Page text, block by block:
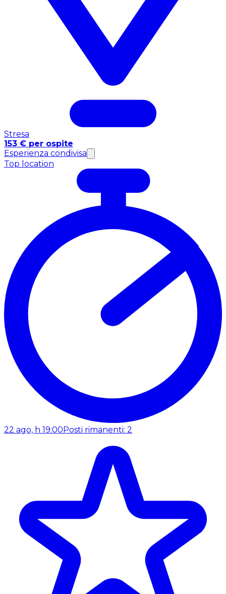
Stresa
153 € per ospite
Esperienza condivisa
Top location
22 ago, h 19:00 Posti rimanenti: 2